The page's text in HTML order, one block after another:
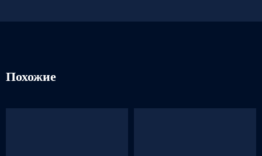
Похожие